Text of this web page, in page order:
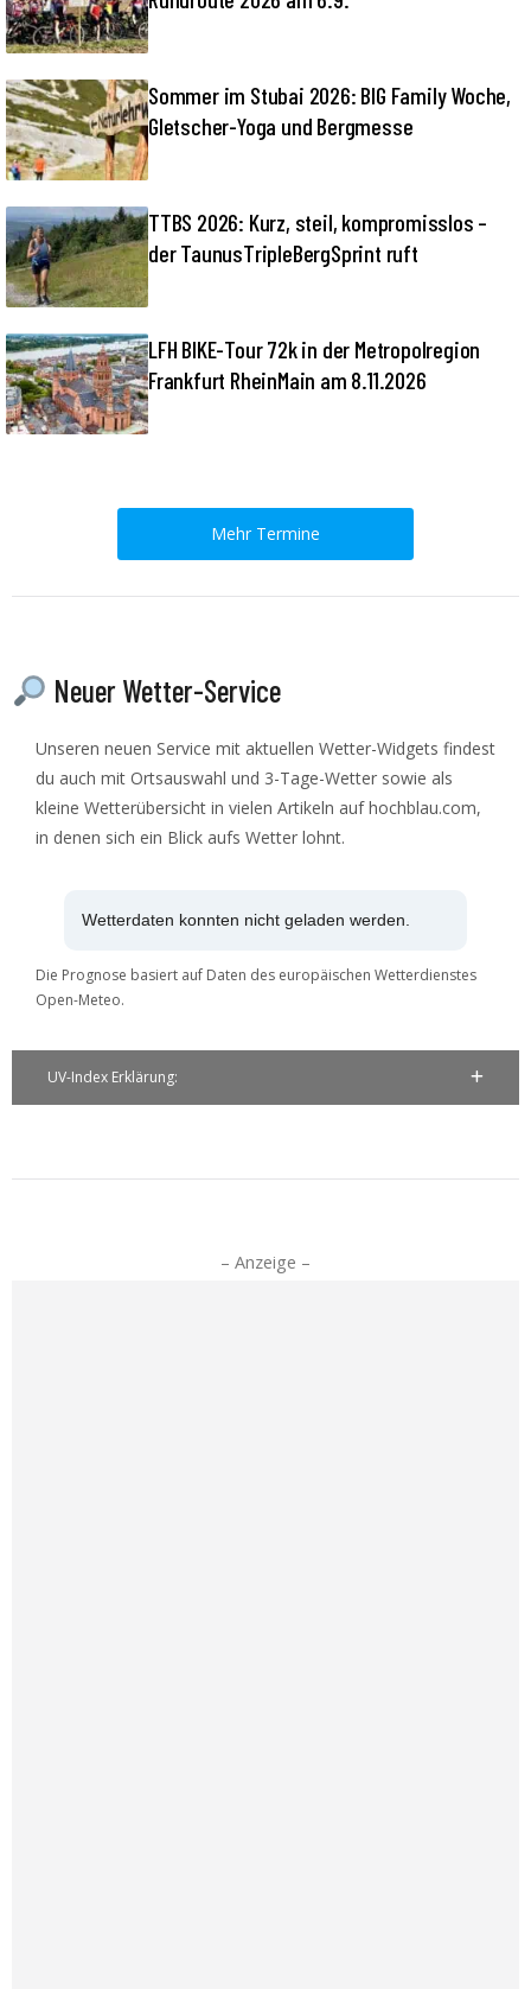
Sommer im Stubai 2026: BIG Family Woche,
Gletscher-Yoga und Bergmesse
TTBS 2026: Kurz, steil, kompromisslos –
der TaunusTripleBergSprint ruft
LFH BIKE-Tour 72k in der Metropolregion
Frankfurt RheinMain am 8.11.2026
Mehr Termine
Neuer Wetter-Service
Unseren neuen Service mit aktuellen Wetter-Widgets findest
du auch mit Ortsauswahl und 3-Tage-Wetter sowie als
kleine Wetterübersicht in vielen Artikeln auf hochblau.com,
in denen sich ein Blick aufs Wetter lohnt.
Wetterdaten konnten nicht geladen werden.
Die Prognose basiert auf Daten des europäischen Wetterdienstes
Open-Meteo.
UV-Index Erklärung:
– Anzeige –